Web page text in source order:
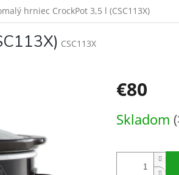
hrniec CrockPot 3,5 l (CSC113X)
CSC113X
€80
cena:
Skladom